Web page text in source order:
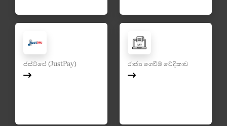
ජස්ට්පේ (JustPay) රාජ්‍ය ගෙවීම් වේදිකාව